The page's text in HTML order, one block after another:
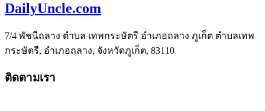
DailyUncle.com
7/4 พัชนีถลาง ตำบล เทพกระษัตรี อำเภอถลาง ภูเก็ต ตำบลเทพ
กระษัตรี, อำเภอถลาง, จังหวัดภูเก็ต, 83110
ติดตามเรา